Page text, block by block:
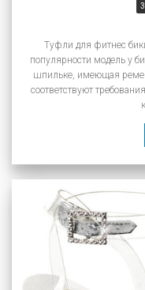
Туфли для фитнес
популярности модель у
шпильке, имеющая
соответствуют